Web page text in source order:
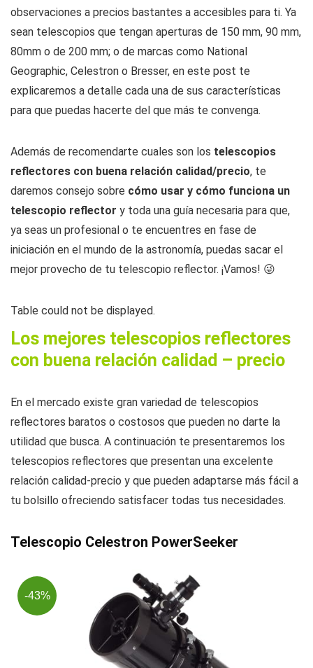
observaciones a precios bastantes a accesibles para ti. Ya
sean telescopios que tengan aperturas de 150 mm, 90 mm,
80mm o de 200 mm; o de marcas como National
Geographic, Celestron o Bresser, en este post te
explicaremos a detalle cada una de sus características
para que puedas hacerte del que más te convenga.
Además de recomendarte cuales son los telescopios
reflectores con buena relación calidad/precio, te
daremos consejo sobre cómo usar y cómo funciona un
telescopio reflector y toda una guía necesaria para que,
ya seas un profesional o te encuentres en fase de
iniciación en el mundo de la astronomía, puedas sacar el
mejor provecho de tu telescopio reflector. ¡Vamos! 😜
Table could not be displayed.
Los mejores telescopios reflectores
con buena relación calidad – precio
En el mercado existe gran variedad de telescopios
reflectores baratos o costosos que pueden no darte la
utilidad que busca. A continuación te presentaremos los
telescopios reflectores que presentan una excelente
relación calidad-precio y que pueden adaptarse más fácil a
tu bolsillo ofreciendo satisfacer todas tus necesidades.
Telescopio Celestron PowerSeeker
-43%